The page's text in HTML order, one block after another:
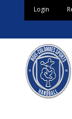
Login